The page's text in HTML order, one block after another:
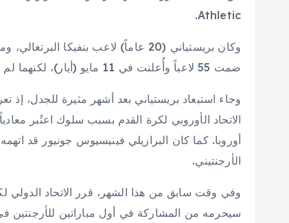
Athletic.
ضمت 55 لاعباً وأُعلنت في 11 مايو (أيار)، لكنهما لم ينجحا في حجز مكان ضمن القائمة النهائية لحاملة اللقب.
وجاء استبعاد بريستياني بعد أشهر مثيرة للجدل،
الاتحاد الأوروبي لكرة القدم بسبب سلوك اعتُبر
أوروبا. كما كان البرازيلي فينيسيوس جونيور قد
الأرجنتيني.
وفي وقت سابق من هذا الشهر، قرر الاتحاد الدولي
سيحرمه من المشاركة في أول مباراتين للأرجنتين